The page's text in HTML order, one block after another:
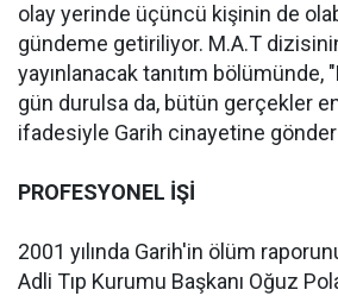
olay yerinde üçüncü kişinin de
gündeme getiriliyor. M.A.T
yayınlanacak tanıtım bölümünde,
gün durulsa da, bütün gerçekler
ifadesiyle Garih cinayetine
PROFESYONEL İŞİ
2001 yılında Garih'in ölüm
Adli Tıp Kurumu Başkanı Oğuz